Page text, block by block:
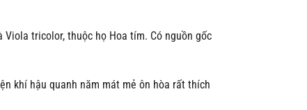
tricolor, thuộc họ Hoa tím. Có nguồn gốc
khí hậu quanh năm mát mẻ ôn hòa rất thích